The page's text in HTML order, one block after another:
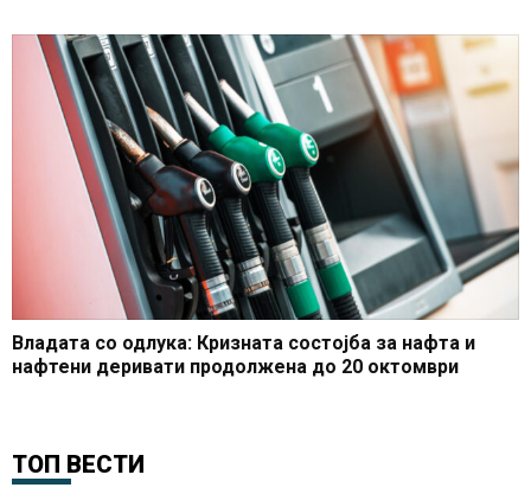
Владата со одлука: Кризната состојба за нафта и
нафтени деривати продолжена до 20 октомври
ТОП ВЕСТИ